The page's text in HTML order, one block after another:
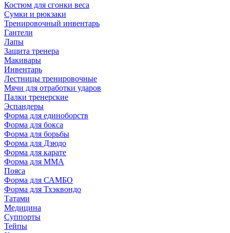
Костюм для сгонки веса
Сумки и рюкзаки
Тренировочный инвентарь
Гантели
Лапы
Защита тренера
Макивары
Инвентарь
Лестницы тренировочные
Мячи для отработки ударов
Палки тренерские
Эспандеры
Форма для единоборств
Форма для бокса
Форма для борьбы
Форма для Дзюдо
Форма для карате
Форма для MMA
Пояса
Форма для САМБО
Форма для Тхэквондо
Татами
Медицина
Суппорты
Тейпы